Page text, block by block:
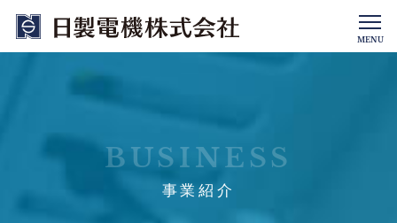
MENU
BUSINESS
事業紹介